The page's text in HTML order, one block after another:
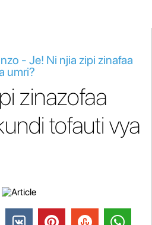
- Je! Ni njia zipi zinafaa
umri?
zinazofaa
tofauti vya